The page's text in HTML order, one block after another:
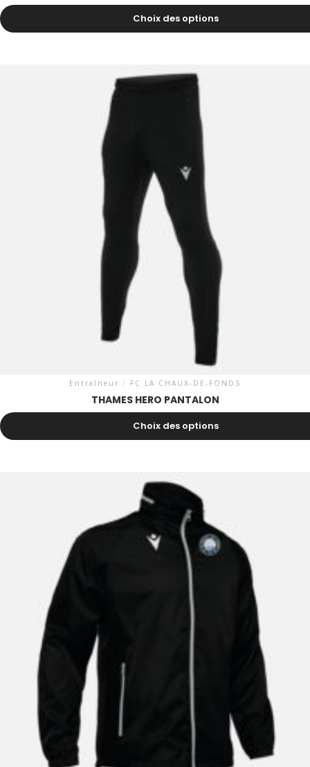
37.90
Choix des options
Entraîneur / FC LA CHAUX-DE-FONDS
THAMES HERO PANTALON
37.80
Choix des options